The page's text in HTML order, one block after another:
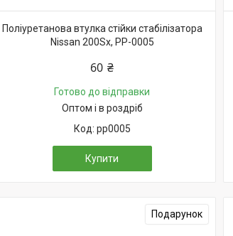
Поліуретанова втулка стійки стабілізатора
Nissan 200Sx, PP-0005
60 ₴
Готово до відправки
Оптом і в роздріб
pp0005
Купити
Подарунок